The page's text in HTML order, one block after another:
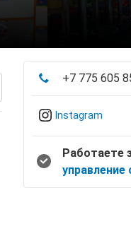
+7 775 605
Instagram
Работаете
управление